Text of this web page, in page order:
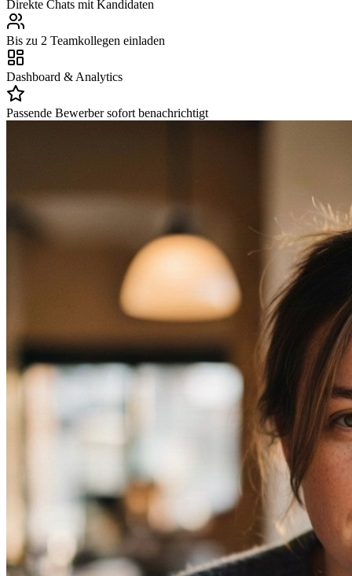
Direkte Chats mit Kandidaten
Bis zu 2 Teamkollegen einladen
Dashboard & Analytics
Passende Bewerber sofort benachrichtigt